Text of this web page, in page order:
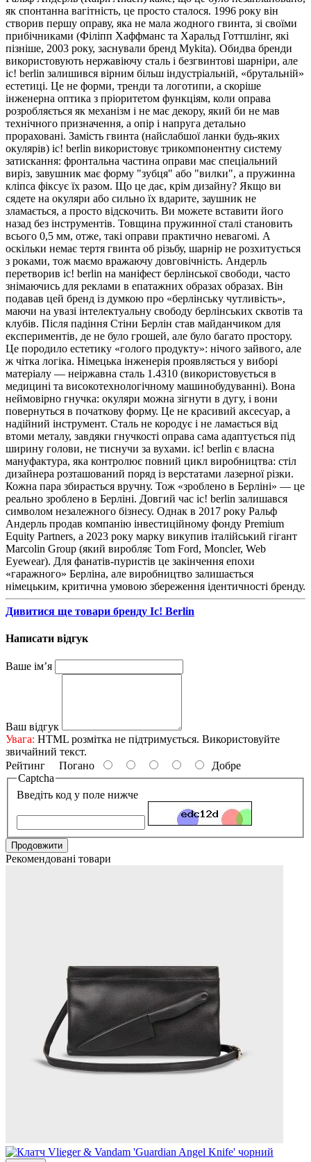
як спонтанна вагітність, це просто сталося. 1996 року він
створив першу оправу, яка не мала жодного гвинта, зі своїми
прибічниками (Філіпп Хаффманс та Харальд Готтшлінг, які
пізніше, 2003 року, заснували бренд Mykita). Обидва бренди
використовують нержавіючу сталь і безгвинтові шарніри, але
ic! berlin залишився вірним більш індустріальній, «брутальній»
естетиці. Це не форми, тренди та логотипи, а скоріше
інженерна оптика з пріоритетом функціям, коли оправа
розробляється як механізм і не має декору, який би не мав
технічного призначення, а опір і напруга детально
прораховані. Замість гвинта (найслабшої ланки будь-яких
окулярів) ic! berlin використовує трикомпонентну систему
затискання: фронтальна частина оправи має спеціальний
виріз, завушник має форму "зубця" або "вилки", а пружинна
кліпса фіксує їх разом. Що це дає, крім дизайну? Якщо ви
сядете на окуляри або сильно їх вдарите, заушник не
зламається, а просто відскочить. Ви можете вставити його
назад без інструментів. Товщина пружинної сталі становить
всього 0,5 мм, отже, такі оправи практично невагомі. А
оскільки немає тертя гвинта об різьбу, шарнір не розхитується
з роками, тож маємо вражаючу довговічність. Андерль
перетворив ic! berlin на маніфест берлінської свободи, часто
знімаючись для реклами в епатажних образах образах. Він
подавав цей бренд із думкою про «берлінську чутливість»,
маючи на увазі інтелектуальну свободу берлінських сквотів та
клубів. Після падіння Стіни Берлін став майданчиком для
експериментів, де не було грошей, але було багато простору.
Це породило естетику «голого продукту»: нічого зайвого, але
ж чітка логіка. Німецька інженерія проявляється у виборі
матеріалу — неіржавна сталь 1.4310 (використовується в
медицині та високотехнологічному машинобудуванні). Вона
неймовірно гнучка: окуляри можна зігнути в дугу, і вони
повернуться в початкову форму. Це не красивий аксесуар, а
надійний інструмент. Сталь не кородує і не ламається від
втоми металу, завдяки гнучкості оправа сама адаптується під
ширину голови, не тиснучи за вухами. ic! berlin є власна
мануфактура, яка контролює повний цикл виробництва: стіл
дизайнера розташований поряд із верстатами лазерної різки.
Кожна пара збирається вручну. Тож «зроблено в Берліні» — це
реально зроблено в Берліні. Довгий час ic! berlin залишався
символом незалежного бізнесу. Однак в 2017 року Ральф
Андерль продав компанію інвестиційному фонду Premium
Equity Partners, а 2023 року марку викупив італійський гігант
Marcolin Group (який виробляє Tom Ford, Moncler, Web
Eyewear). Для фанатів-пуристів це закінчення епохи
«гаражного» Берліна, але виробництво залишається
німецьким, критична умовою збереження ідентичності бренду.
Дивитися ще товари бренду Ic! Berlin
Написати відгук
Ваше ім’я
Ваш відгук
Увага: HTML розмітка не підтримується. Використовуйте
звичайний текст.
Рейтинг Погано
Добре
Captcha
Введіть код у поле нижче
Продовжити
Рекомендовані товари